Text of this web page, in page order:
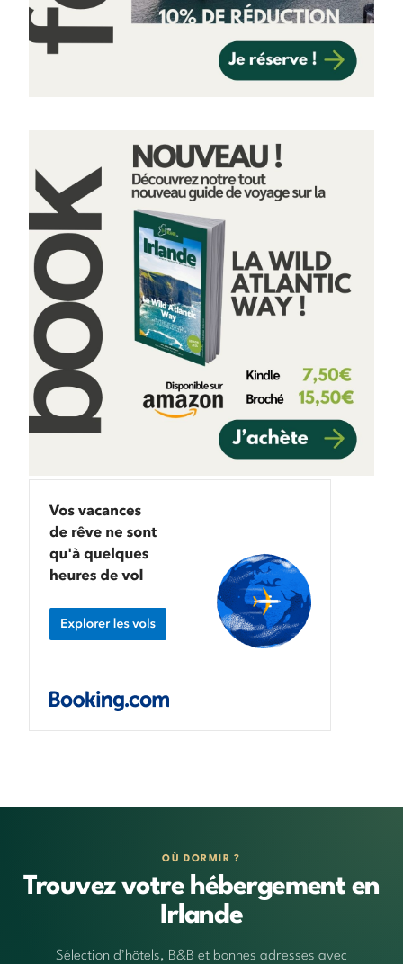
OÙ DORMIR ?
Trouvez votre hébergement en
Irlande
Sélection d’hôtels, B&B et bonnes adresses avec